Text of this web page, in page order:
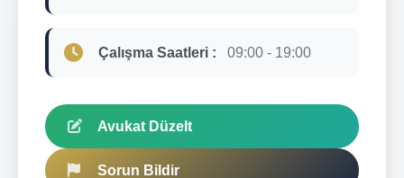
Çalışma Saatleri : 09:00 - 19:00
Avukat Düzelt
Sorun Bildir